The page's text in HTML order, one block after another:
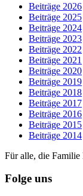
Beiträge 2026
Beiträge 2025
Beiträge 2024
Beiträge 2023
Beiträge 2022
Beiträge 2021
Beiträge 2020
Beiträge 2019
Beiträge 2018
Beiträge 2017
Beiträge 2016
Beiträge 2015
Beiträge 2014
Für alle, die Familie
Folge uns